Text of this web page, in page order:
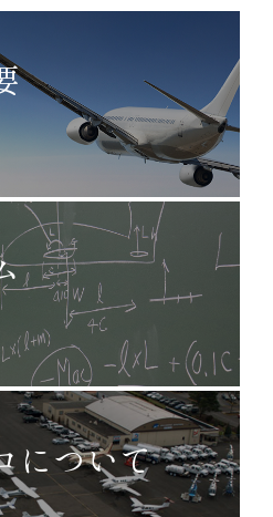
について